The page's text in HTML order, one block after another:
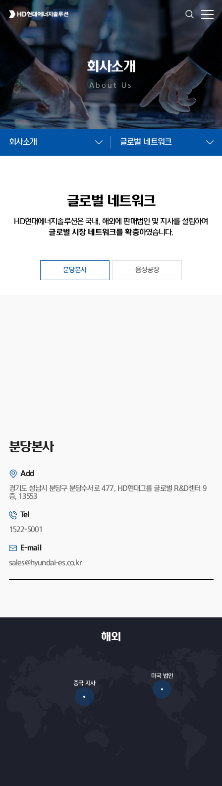
회사소개
About Us
회사소개 글로벌 네트워크
글로벌 네트워크
HD현대에너지솔루션은 국내, 해외에 판매법인 및 지사를 설립하여
글로벌 시장 네트워크를 확충하였습니다.
분당본사 음성공장
분당본사
Add
경기도 성남시 분당구 분당수서로 477, HD현대그룹 글로벌 R&D센터 9
층, 13553
Tel
1522-5001
E-mail
sales@hyundai-es.co.kr
중국 지사
미국 법인
해외